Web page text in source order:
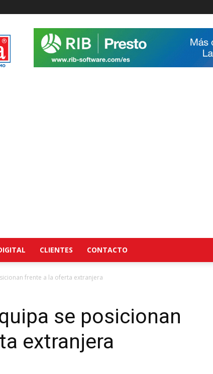
CLIENTES CONTACTO
frente a la oferta extranjera
se posicionan
extranjera